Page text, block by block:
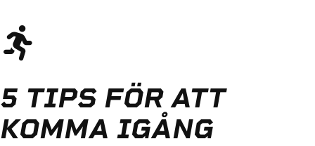
5 TIPS FÖR ATT
KOMMA IGÅNG